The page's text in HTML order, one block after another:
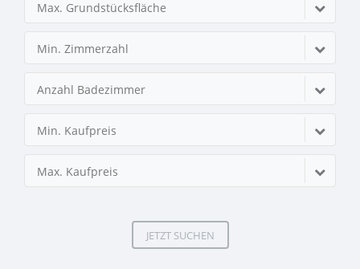
Max. Grundstücksfläche
Min. Zimmerzahl
Anzahl Badezimmer
Min. Kaufpreis
Max. Kaufpreis
JETZT SUCHEN